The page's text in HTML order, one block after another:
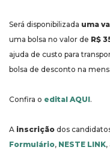
Será disponibilizada uma
uma bolsa no valor de R$
ajuda de custo para
bolsa de desconto na
Confira o edital AQUI.
A inscrição dos
Formulário, NESTE LINK,